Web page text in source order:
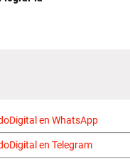
en WhatsApp
en Telegram